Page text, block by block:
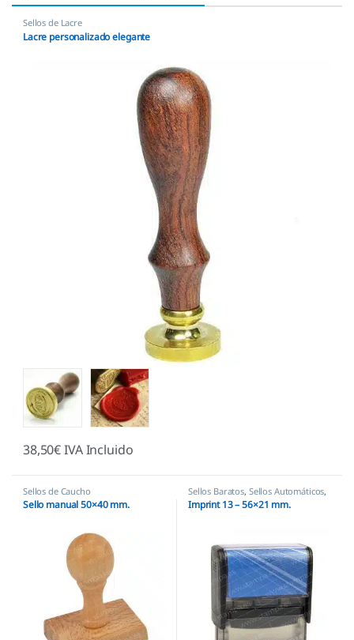
Sellos de Lacre
Lacre personalizado elegante
38,50€IVA Incluido
Sellos de Caucho
Sello manual 50×40 mm.
Sellos Baratos, Sellos Automáticos,
Sellos empresas
Imprint 13 – 56×21 mm.